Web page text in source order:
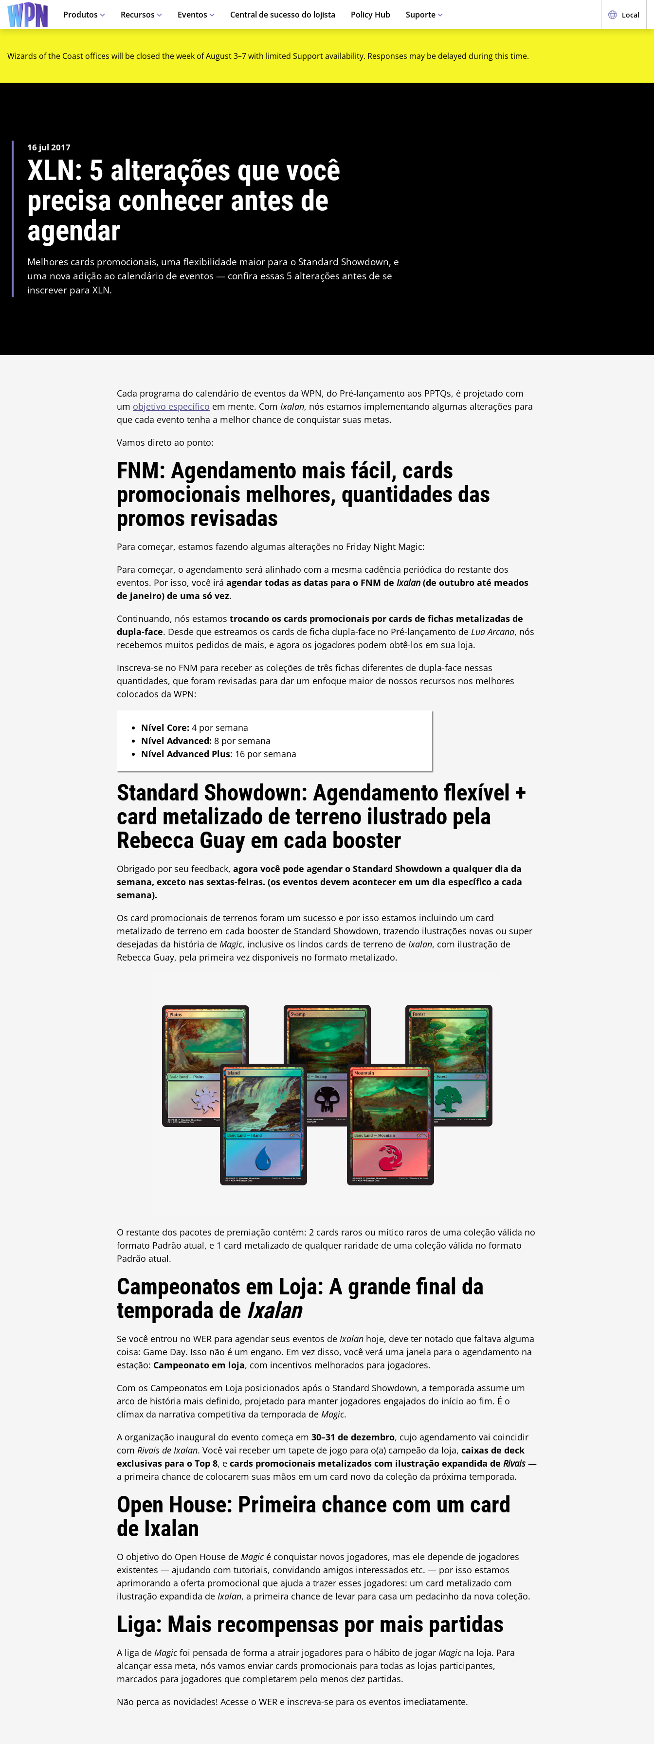
Produtos Recursos Eventos Central de sucesso do lojista Policy Hub Suporte Local
Wizards of the Coast offices will be closed the week of August 3–7 with limited Support availability. Responses may be delayed during this time.
16 jul 2017
XLN: 5 alterações que você
precisa conhecer antes de
agendar
Melhores cards promocionais, uma flexibilidade maior para o Standard Showdown, e
uma nova adição ao calendário de eventos — confira essas 5 alterações antes de se
inscrever para XLN.
Cada programa do calendário de eventos da WPN, do Pré-lançamento aos PPTQs, é projetado com
um objetivo específico em mente. Com Ixalan, nós estamos implementando algumas alterações para
que cada evento tenha a melhor chance de conquistar suas metas.
Vamos direto ao ponto:
FNM: Agendamento mais fácil, cards
promocionais melhores, quantidades das
promos revisadas
Para começar, estamos fazendo algumas alterações no Friday Night Magic:
Para começar, o agendamento será alinhado com a mesma cadência periódica do restante dos
eventos. Por isso, você irá agendar todas as datas para o FNM de Ixalan (de outubro até meados
de janeiro) de uma só vez.
Continuando, nós estamos trocando os cards promocionais por cards de fichas metalizadas de
dupla-face. Desde que estreamos os cards de ficha dupla-face no Pré-lançamento de Lua Arcana, nós
recebemos muitos pedidos de mais, e agora os jogadores podem obtê-los em sua loja.
Inscreva-se no FNM para receber as coleções de três fichas diferentes de dupla-face nessas
quantidades, que foram revisadas para dar um enfoque maior de nossos recursos nos melhores
colocados da WPN:
Nível Core: 4 por semana
Nível Advanced: 8 por semana
Nível Advanced Plus: 16 por semana
Standard Showdown: Agendamento flexível +
card metalizado de terreno ilustrado pela
Rebecca Guay em cada booster
Obrigado por seu feedback, agora você pode agendar o Standard Showdown a qualquer dia da
semana, exceto nas sextas-feiras. (os eventos devem acontecer em um dia específico a cada
semana).
Os card promocionais de terrenos foram um sucesso e por isso estamos incluindo um card
metalizado de terreno em cada booster de Standard Showdown, trazendo ilustrações novas ou super
desejadas da história de Magic, inclusive os lindos cards de terreno de Ixalan, com ilustração de
Rebecca Guay, pela primeira vez disponíveis no formato metalizado.
O restante dos pacotes de premiação contém: 2 cards raros ou mítico raros de uma coleção válida no
formato Padrão atual, e 1 card metalizado de qualquer raridade de uma coleção válida no formato
Padrão atual.
Campeonatos em Loja: A grande final da
temporada de Ixalan
Se você entrou no WER para agendar seus eventos de Ixalan hoje, deve ter notado que faltava alguma
coisa: Game Day. Isso não é um engano. Em vez disso, você verá uma janela para o agendamento na
estação: Campeonato em loja, com incentivos melhorados para jogadores.
Com os Campeonatos em Loja posicionados após o Standard Showdown, a temporada assume um
arco de história mais definido, projetado para manter jogadores engajados do início ao fim. É o
clímax da narrativa competitiva da temporada de Magic.
A organização inaugural do evento começa em 30–31 de dezembro, cujo agendamento vai coincidir
com Rivais de Ixalan. Você vai receber um tapete de jogo para o(a) campeão da loja, caixas de deck
exclusivas para o Top 8, e cards promocionais metalizados com ilustração expandida de Rivais —
a primeira chance de colocarem suas mãos em um card novo da coleção da próxima temporada.
Open House: Primeira chance com um card
de Ixalan
O objetivo do Open House de Magicé conquistar novos jogadores, mas ele depende de jogadores
existentes — ajudando com tutoriais, convidando amigos interessados etc. — por isso estamos
aprimorando a oferta promocional que ajuda a trazer esses jogadores: um card metalizado com
ilustração expandida de Ixalan, a primeira chance de levar para casa um pedacinho da nova coleção.
Liga: Mais recompensas por mais partidas
A liga de Magicfoi pensada de forma a atrair jogadores para o hábito de jogar Magicna loja. Para
alcançar essa meta, nós vamos enviar cards promocionais para todas as lojas participantes,
marcados para jogadores que completarem pelo menos dez partidas.
Não perca as novidades! Acesse o WER e inscreva-se para os eventos imediatamente.